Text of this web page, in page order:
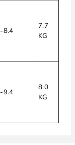
8.4
7.7
KG
9.4
8.0
KG